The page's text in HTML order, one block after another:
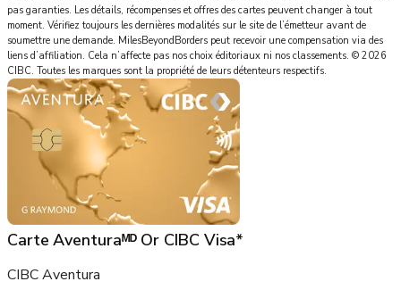
pas garanties. Les détails, récompenses et offres des cartes peuvent changer à tout
moment. Vérifiez toujours les dernières modalités sur le site de l’émetteur avant de
soumettre une demande. MilesBeyondBorders peut recevoir une compensation via des
liens d’affiliation. Cela n’affecte pas nos choix éditoriaux ni nos classements. © 2026
CIBC. Toutes les marques sont la propriété de leurs détenteurs respectifs.
Carte Aventuraᴹᴰ Or CIBC Visa*
CIBC Aventura